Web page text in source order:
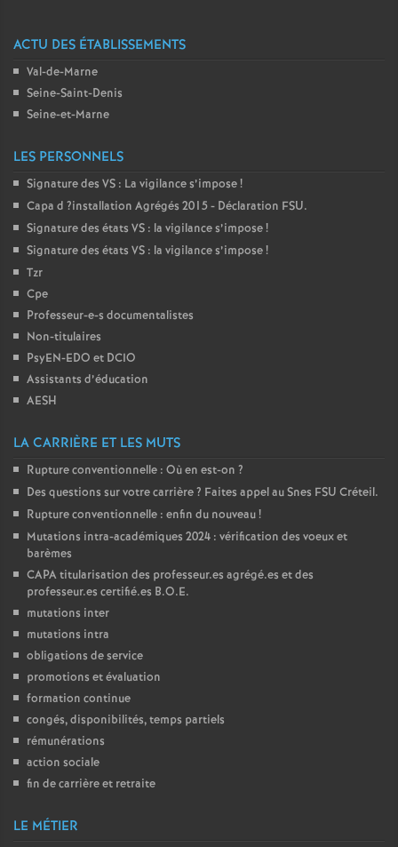
o
d
r
l
é
u
ACTU DES ÉTABLISSEMENTS
Val-de-Marne
Seine-Saint-Denis
Seine-et-Marne
LES PERSONNELS
Signature des VS : La vigilance s’impose!
Capa d ?installation Agrégés 2015 - Déclaration FSU.
Signature des états VS : la vigilance s’impose!
Signature des états VS : la vigilance s’impose!
Tzr
Cpe
Professeur-e-s documentalistes
Non-titulaires
PsyEN-EDO et DCIO
Assistants d’éducation
AESH
LA CARRIÈRE ET LES MUTS
Rupture conventionnelle : Où en est-on ?
Des questions sur votre carrière? Faites appel au Snes FSU Créteil.
Rupture conventionnelle : enfin du nouveau!
Mutations intra-académiques 2024 : vérification des voeux et
barèmes
CAPAtitularisation des professeur.es agrégé.es et des
professeur.es certifié.es B.O.E.
mutations inter
mutations intra
obligations de service
promotions et évaluation
formation continue
congés, disponibilités, temps partiels
rémunérations
action sociale
fin de carrière et retraite
LE MÉTIER